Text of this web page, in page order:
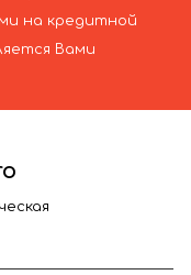
на кредитной
Вами